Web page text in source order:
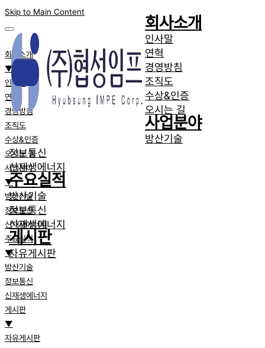
Skip to Main Content
회사소개
▼
인사말
연혁
경영방침
조직도
수상&인증
오시는 길
사업분야
▼
방산기술
정보통신
신재생에너지
주요실적
▼
방산기술
정보통신
신재생에너지
게시판
▼
자유게시판
회사소개
인사말
연혁
경영방침
조직도
수상&인증
오시는 길
사업분야
방산기술
정보통신
신재생에너지
주요실적
방산기술
정보통신
신재생에너지
게시판
자유게시판